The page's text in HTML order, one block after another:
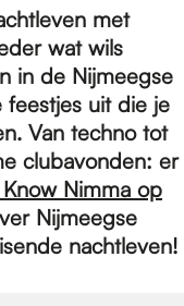
met
wat wils
in de Nijmeegse
uit die je
Van techno tot
clubavonden: er
Nimma op
Nijmeegse
nachtleven!